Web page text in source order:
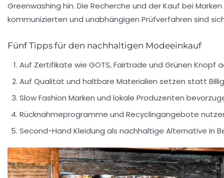
Greenwashing hin. Die Recherche und der Kauf bei
kommunizierten und unabhängigen Prüfverfahren sind
Fünf Tipps für den nachhaltigen Modeeinkauf
Auf Zertifikate wie GOTS, Fairtrade und Grünen Knopf
Auf Qualität und haltbare Materialien setzen statt
Slow Fashion Marken und lokale Produzenten
Rücknahmeprogramme und Recyclingangebote
Second-Hand Kleidung als nachhaltige Alternative in